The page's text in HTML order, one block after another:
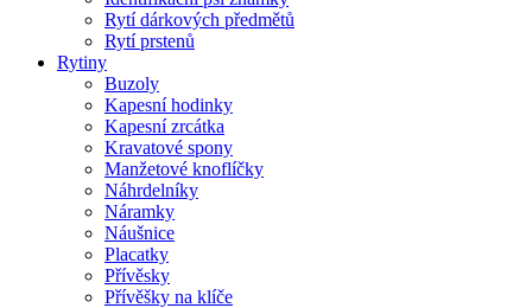
Rytí dárkových předmětů
Rytí prstenů
Rytiny
Buzoly
Kapesní hodinky
Kapesní zrcátka
Kravatové spony
Manžetové knoflíčky
Náhrdelníky
Náramky
Náušnice
Placatky
Přívěsky
Přívěšky na klíče